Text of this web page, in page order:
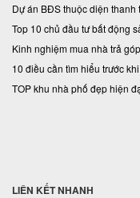
Dự án BĐS thuộc diện thanh
Top 10 chủ đầu tư bất động
Kinh nghiệm mua nhà trả
10 điều cần tìm hiểu trước
TOP khu nhà phố đẹp hiện
LIÊN KẾT NHANH